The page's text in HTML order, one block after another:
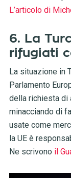
L’articolo di
6. La
rifugiati
La situazione in
Parlamento
della richiesta di
minacciando di
usate come
la UE è
Ne scrivonoil